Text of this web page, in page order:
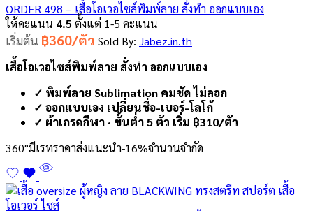
ORDER 498 – เสื้อโอเวอไซส์พิมพ์ลาย สั่งทำ ออกแบบเอง
ให้คะแนน 4.5 ตั้งแต่ 1-5 คะแนน
เริ่มต้น ฿360/ตัว Sold By: Jabez.in.th
เสื้อโอเวอไซส์พิมพ์ลาย สั่งทำ ออกแบบเอง
✓ พิมพ์ลาย Sublimation คมชัด ไม่ลอก
✓ ออกแบบเอง เปลี่ยนชื่อ-เบอร์-โลโก้
✓ ผ้าเกรดกีฬา · ขั้นต่ำ 5 ตัว เริ่ม ฿310/ตัว
360°มีเรทราคาส่งแนะนำ-16%จำนวนจำกัด